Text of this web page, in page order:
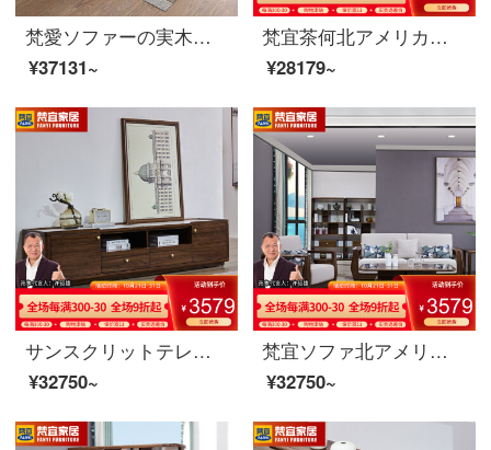
梵愛ソファーの実木ソファ全実木布芸ソファーは現代簡単で、新しい中国式ソファーのリビングルームに家具をセットしました。
¥37131~
梵宜茶何北アメリカ黒胡桃の木の実の木の茶の何の小さい家型のアメリカン茶何は簡単に茶の引き出しを持ってお茶のテーブルを浸します。
¥28179~
サンスクリットテレビキャビネット北米の黒いクルミの木の実木のテレビの箱の2.0メートルのアメリカ式のテレビキャビネットの客間の戸棚の映画とテレビの箱の暗いクルミの色のテレビの箱の8 K 01〓テレビの箱北米の暗いクルミの木
¥32750~
梵宜ソファ北アメリカ黒胡桃の木の実木ソファ1+2+3セットの布芸単双三人のソファーの大きさと部屋型のアメリカンソファを簡単に予約します。8 W 05シングルルームは北アメリカの黒胡桃の木です。
¥32750~